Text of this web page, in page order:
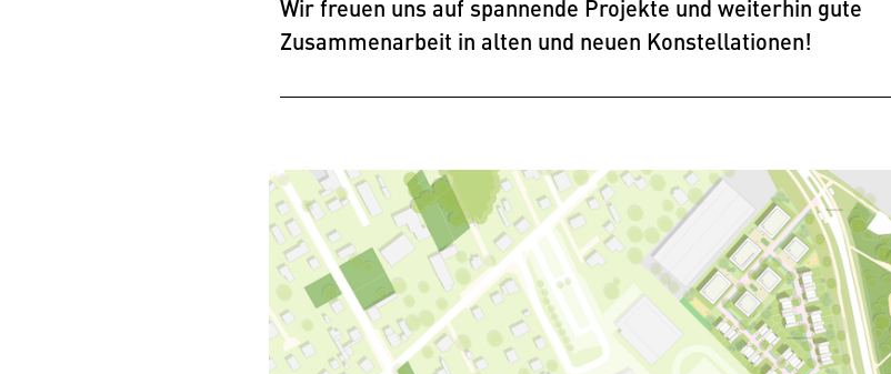
Wir freuen uns auf spannende Projekte und weiterhin gute
Zusammenarbeit in alten und neuen Konstellationen!